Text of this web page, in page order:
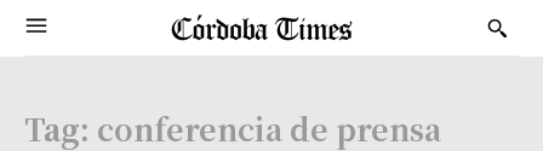
Tag: conferencia de prensa